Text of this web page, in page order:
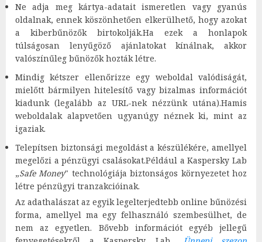
Ne adja meg kártya-adatait ismeretlen vagy gyanús
oldalnak, ennek köszönhetően elkerülhető, hogy azokat
a kiberbűnözők birtokolják.Ha ezek a honlapok
túlságosan lenyűgöző ajánlatokat kínálnak, akkor
valószínűleg bűnözők hozták létre.
Mindig kétszer ellenőrizze egy weboldal valódiságát,
mielőtt bármilyen hitelesítő vagy bizalmas információt
kiadunk (legalább az URL-nek nézzünk utána).Hamis
weboldalak alapvetően ugyanúgy néznek ki, mint az
igaziak.
Telepítsen biztonsági megoldást a készülékére, amellyel
megelőzi a pénzügyi csalásokat.Például a Kaspersky Lab
„Safe Money" technológiája biztonságos környezetet hoz
létre pénzügyi tranzakcióinak.
Az adathalászat az egyik legelterjedtebb online bűnözési
forma, amellyel ma egy felhasználó szembesülhet, de
nem az egyetlen. Bővebb információt egyéb jellegű